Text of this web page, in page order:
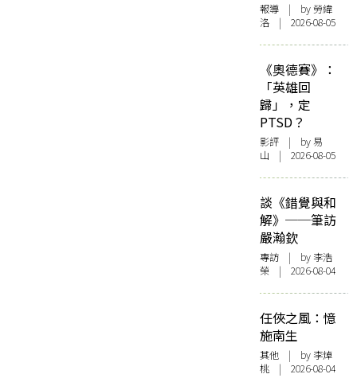
報導 | by 勞緯
洛 | 2026-08-05
《奧德賽》：
「英雄回
歸」，定
PTSD？
影評 | by 易
山 | 2026-08-05
談《錯覺與和
解》──筆訪
嚴瀚欽
專訪 | by 李浩
榮 | 2026-08-04
任俠之風：憶
施南生
其他 | by 李焯
桃 | 2026-08-04